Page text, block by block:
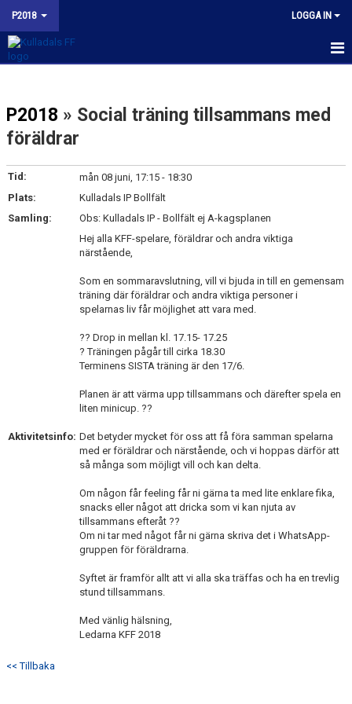
P2018 LOGGA IN
NYHETER
KALENDER
MATCHER
TRUPPEN
BUDORD TILL FOTBOLLSFÖRÄLDRAR
P2018 » Social träning tillsammans med
föräldrar
Tid:
mån 08 juni, 17:15 - 18:30
Plats:
Kulladals IP Bollfält
Samling:
Obs: Kulladals IP - Bollfält ej A-kagsplanen
Aktivitetsinfo:
Hej alla KFF-spelare, föräldrar och andra viktiga
närstående,
Som en sommaravslutning, vill vi bjuda in till en gemensam
träning där föräldrar och andra viktiga personer i
spelarnas liv får möjlighet att vara med.
?? Drop in mellan kl. 17.15- 17.25
? Träningen pågår till cirka 18.30
Terminens SISTA träning är den 17/6.
Planen är att värma upp tillsammans och därefter spela en
liten minicup. ??
Det betyder mycket för oss att få föra samman spelarna
med er föräldrar och närstående, och vi hoppas därför att
så många som möjligt vill och kan delta.
Om någon får feeling får ni gärna ta med lite enklare fika,
snacks eller något att dricka som vi kan njuta av
tillsammans efteråt ??
Om ni tar med något får ni gärna skriva det i WhatsApp-
gruppen för föräldrarna.
Syftet är framför allt att vi alla ska träffas och ha en trevlig
stund tillsammans.
Med vänlig hälsning,
Ledarna KFF 2018
<< Tillbaka